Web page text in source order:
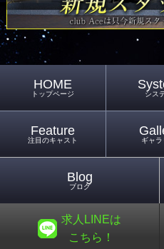
HOME
トップページ シス
Feature
注目のキャスト ギャラ
Blog
ブログ
求人LINEは
こちら！